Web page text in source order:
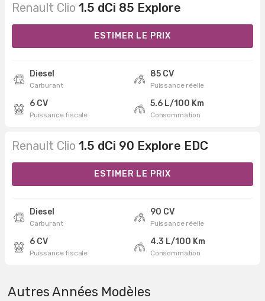
Renault Clio 1.5 dCi 85 Explore
ESTIMER LE PRIX
Diesel
Carburant
85 CV
Puissance réelle
6 CV
Puissance fiscale
5.6 L/100 Km
Consommation
Renault Clio 1.5 dCi 90 Explore EDC
ESTIMER LE PRIX
Diesel
Carburant
90 CV
Puissance réelle
6 CV
Puissance fiscale
4.3 L/100 Km
Consommation
Autres Années Modèles